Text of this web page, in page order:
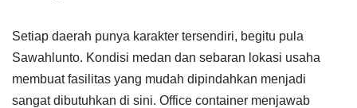
Setiap daerah punya karakter tersendiri, begitu pula
Sawahlunto. Kondisi medan dan sebaran lokasi usaha
membuat fasilitas yang mudah dipindahkan menjadi
sangat dibutuhkan di sini. Office container menjawab